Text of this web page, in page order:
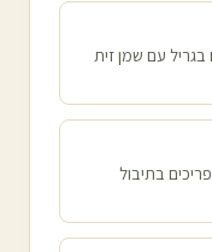
בגריל עם שמן זית
בתיבול